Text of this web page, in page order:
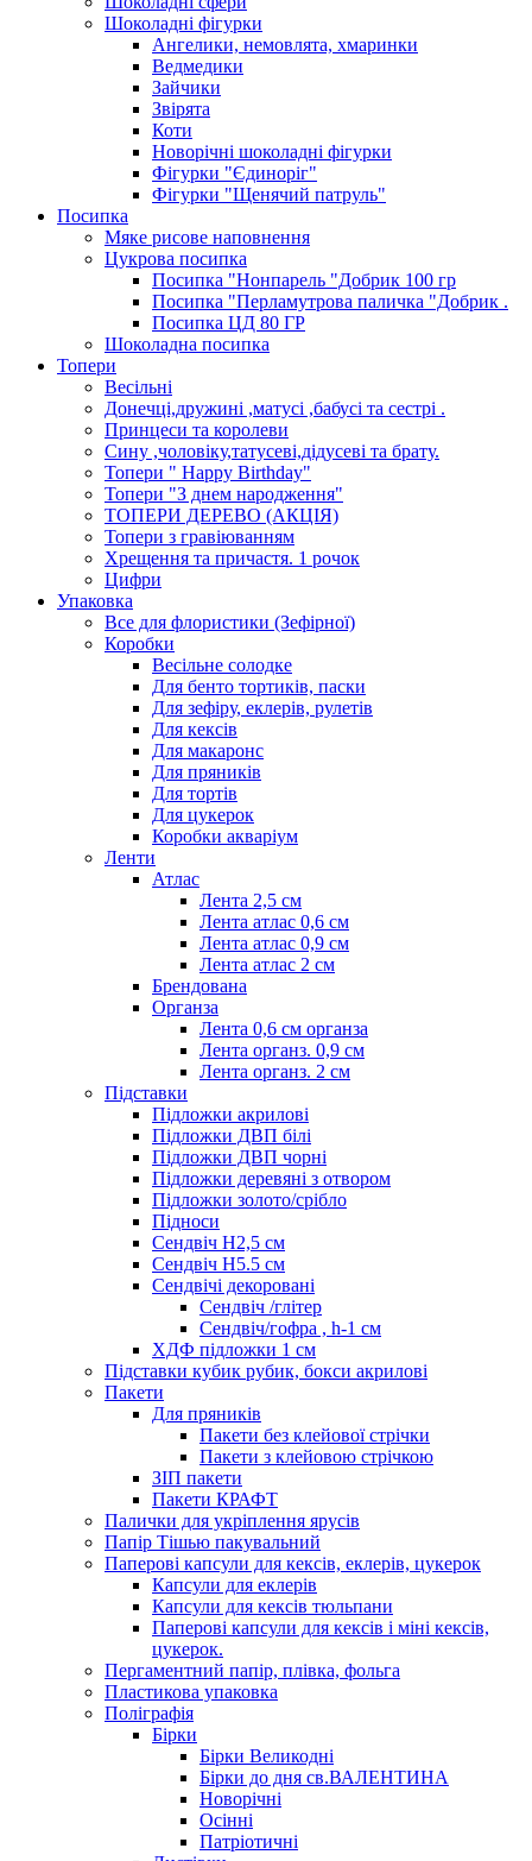
Шоколадні фігурки
Ангелики, немовлята, хмаринки
Ведмедики
Зайчики
Звірята
Коти
Новорічні шоколадні фігурки
Фігурки "Єдиноріг"
Фігурки "Щенячий патруль"
Посипка
Мяке рисове наповнення
Цукрова посипка
Посипка "Нонпарель "Добрик 100 гр
Посипка "Перламутрова паличка "Добрик .
Посипка ЦД 80 ГР
Шоколадна посипка
Топери
Весільні
Донечці,дружині ,матусі ,бабусі та сестрі .
Принцеси та королеви
Сину ,чоловіку,татусеві,дідусеві та брату.
Топери " Happy Birthday"
Топери "З днем народження"
ТОПЕРИ ДЕРЕВО (АКЦІЯ)
Топери з гравіюванням
Хрещення та причастя. 1 рочок
Цифри
Упаковка
Все для флористики (Зефірної)
Коробки
Весільне солодке
Для бенто тортиків, паски
Для зефіру, еклерів, рулетів
Для кексів
Для макаронс
Для пряників
Для тортів
Для цукерок
Коробки акваріум
Ленти
Атлас
Лента 2,5 см
Лента атлас 0,6 см
Лента атлас 0,9 см
Лента атлас 2 см
Брендована
Органза
Лента 0,6 см органза
Лента органз. 0,9 см
Лента органз. 2 см
Підставки
Підложки акрилові
Підложки ДВП білі
Підложки ДВП чорні
Підложки деревяні з отвором
Підложки золото/срібло
Підноси
Сендвіч H2,5 см
Сендвіч H5.5 см
Сендвічі декоровані
Сендвіч /глітер
Сендвіч/гофра , h-1 см
ХДФ підложки 1 см
Підставки кубик рубик, бокси акрилові
Пакети
Для пряників
Пакети без клейової стрічки
Пакети з клейовою стрічкою
ЗІП пакети
Пакети КРАФТ
Палички для укріплення ярусів
Папір Тішью пакувальний
Паперові капсули для кексів, еклерів, цукерок
Капсули для еклерів
Капсули для кексів тюльпани
Паперові капсули для кексів і міні кексів,
цукерок.
Пергаментний папір, плівка, фольга
Пластикова упаковка
Поліграфія
Бірки
Бірки Великодні
Бірки до дня св.ВАЛЕНТИНА
Новорічні
Осінні
Патріотичні